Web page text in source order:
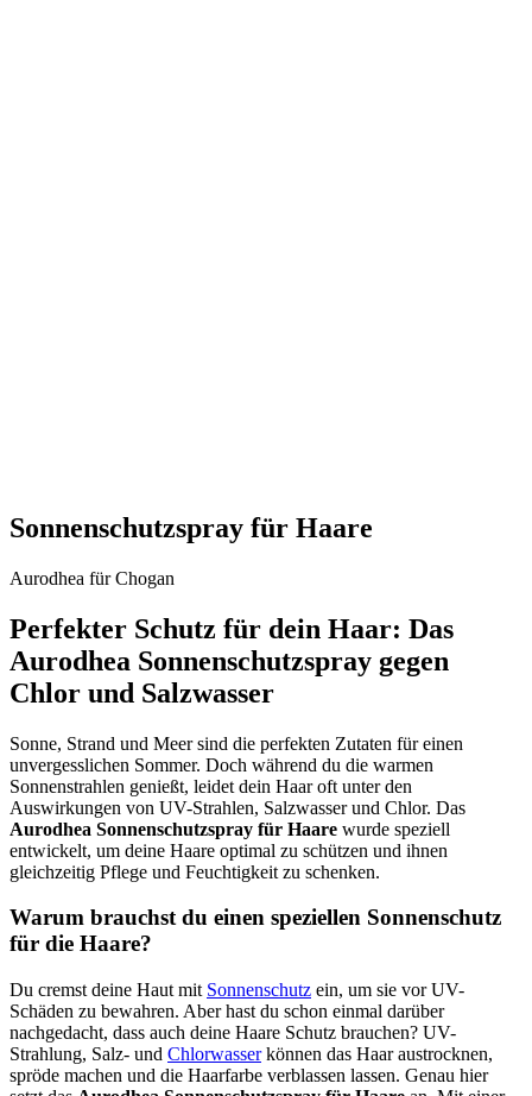
Sonnenschutzspray für Haare
Aurodhea für Chogan
Perfekter Schutz für dein Haar: Das
Aurodhea Sonnenschutzspray gegen
Chlor und Salzwasser
Sonne, Strand und Meer sind die perfekten Zutaten für einen
unvergesslichen Sommer. Doch während du die warmen
Sonnenstrahlen genießt, leidet dein Haar oft unter den
Auswirkungen von UV-Strahlen, Salzwasser und Chlor. Das
Aurodhea Sonnenschutzspray für Haare wurde speziell
entwickelt, um deine Haare optimal zu schützen und ihnen
gleichzeitig Pflege und Feuchtigkeit zu schenken.
Warum brauchst du einen speziellen Sonnenschutz
für die Haare?
Du cremst deine Haut mit Sonnenschutz ein, um sie vor UV-
Schäden zu bewahren. Aber hast du schon einmal darüber
nachgedacht, dass auch deine Haare Schutz brauchen? UV-
Strahlung, Salz- und Chlorwasserkönnen das Haar austrocknen,
spröde machen und die Haarfarbe verblassen lassen. Genau hier